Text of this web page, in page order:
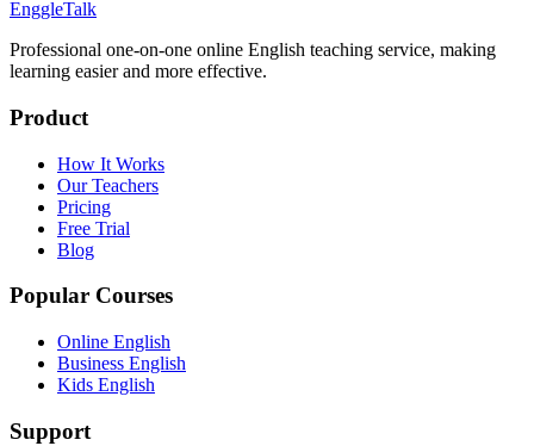
EnggleTalk
Professional one-on-one online English teaching service, making
learning easier and more effective.
Product
How It Works
Our Teachers
Pricing
Free Trial
Blog
Popular Courses
Online English
Business English
Kids English
Support